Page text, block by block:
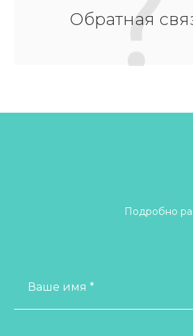
Обратная
Подробно
Ваше имя *